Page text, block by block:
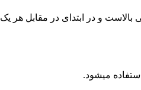
بالاست و در ابتدای در
میشود.